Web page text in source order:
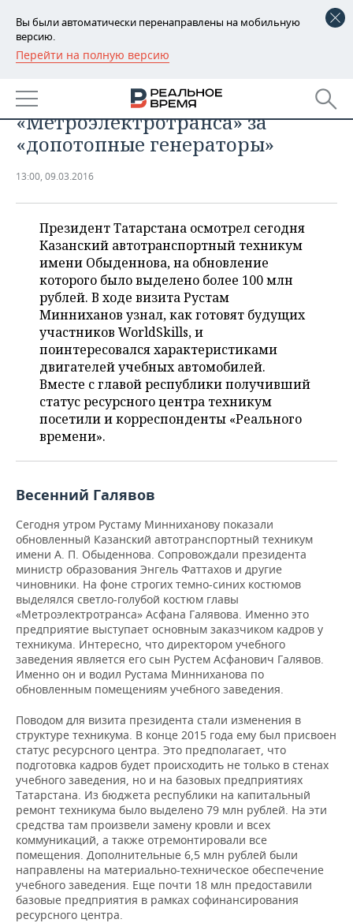
Вы были автоматически перенаправлены на мобильную
версию.
Перейти на полную версию
РЕГИОНЫ
БАШКОРТОСТАН
ТАТАРСТАН
НОВОСТИ
АНАЛИТИКА
ДЕКЛАРАЦИИ О ДОХОДАХ
КОРОЛИ ГОСЗАКАЗА ПФО
ВУЗЫ ТАТАРСТАНА
КОМУ ПРИНАДЛЕЖАТ
ТОРГОВЫЕ ЦЕНТРЫ
ТАТАРСТАНА
НОВОСТИ ЭКОНОМИКИ
ФИНАНСЫ
БАНКИ
БЮДЖЕТ
ИНВЕСТИЦИИ
ПРОМЫШЛЕННОСТЬ
НОВОСТИ
ПРОМЫШЛЕННОСТИ
АГРОПРОМ
МАШИНОСТРОЕНИЕ
НЕФТЕХИМИЯ
ОПК
НЕДВИЖИМОСТЬ
НОВОСТИ НЕДВИЖИМОСТИ
АВТО
НОВОСТИ АВТО
БИЗНЕС
НОВОСТИ БИЗНЕСА
РОЗНИЧНАЯ ТОРГОВЛЯ
ТРАНСПОРТ
ТЕХНОЛОГИИ
НОВОСТИ ТЕХНОЛОГИЙ
ТЕЛЕКОММУНИКАЦИИ
МЕРОПРИЯТИЯ
НОВОСТИ МЕРОПРИЯТИЙ
БИЗНЕС-БРАНЧИ
ONLINE-КОНФЕРЕНЦИИ
ОТКРЫТАЯ ЛЕКЦИЯ
СПОРТ
ФУТБОЛ
ХОККЕЙ
БАСКЕТБОЛ
ВОЛЕЙБОЛ
КИБЕРСПОРТ
ФИГУРНОЕ КАТАНИЕ
ХОККЕЙ С МЯЧОМ
НОВОСТИ ОБЩЕСТВА
ВЛАСТЬ
ИНФРАСТРУКТУРА
ИСТОРИЯ
КУЛЬТУРА
МЕДИЦИНА
ПРОИСШЕСТВИЯ
ФОТОГАЛЕРЕЯ
СЮЖЕТЫ
СПРАВОЧНИК
СПИСОК ПЕРСОН
СПИСОК КОМПАНИЙ
ПОЛНАЯ ВЕРСИЯ
сына главы
«Метроэлектротранса» за
«допотопные генераторы»
13:00, 09.03.2016
Президент Татарстана осмотрел сегодня
Казанский автотранспортный техникум
имени Обыденнова, на обновление
которого было выделено более 100 млн
рублей. В ходе визита Рустам
Минниханов узнал, как готовят будущих
участников WorldSkills, и
поинтересовался характеристиками
двигателей учебных автомобилей.
Вместе с главой республики получивший
статус ресурсного центра техникум
посетили и корреспонденты «Реального
времени».
Весенний Галявов
Сегодня утром Рустаму Минниханову показали
обновленный Казанский автотранспортный техникум
имени А. П. Обыденнова. Сопровождали президента
министр образования Энгель Фаттахов и другие
чиновники. На фоне строгих темно-синих костюмов
выделялся светло-голубой костюм главы
«Метроэлектротранса» Асфана Галявова. Именно это
предприятие выступает основным заказчиком кадров у
техникума. Интересно, что директором учебного
заведения является его сын Рустем Асфанович Галявов.
Именно он и водил Рустама Минниханова по
обновленным помещениям учебного заведения.
Поводом для визита президента стали изменения в
структуре техникума. В конце 2015 года ему был присвоен
статус ресурсного центра. Это предполагает, что
подготовка кадров будет происходить не только в стенах
учебного заведения, но и на базовых предприятиях
Татарстана. Из бюджета республики на капитальный
ремонт техникума было выделено 79 млн рублей. На эти
средства там произвели замену кровли и всех
коммуникаций, а также отремонтировали все
помещения. Дополнительные 6,5 млн рублей были
направлены на материально-техническое обеспечение
учебного заведения. Еще почти 18 млн предоставили
базовые предприятия в рамках софинансирования
ресурсного центра.